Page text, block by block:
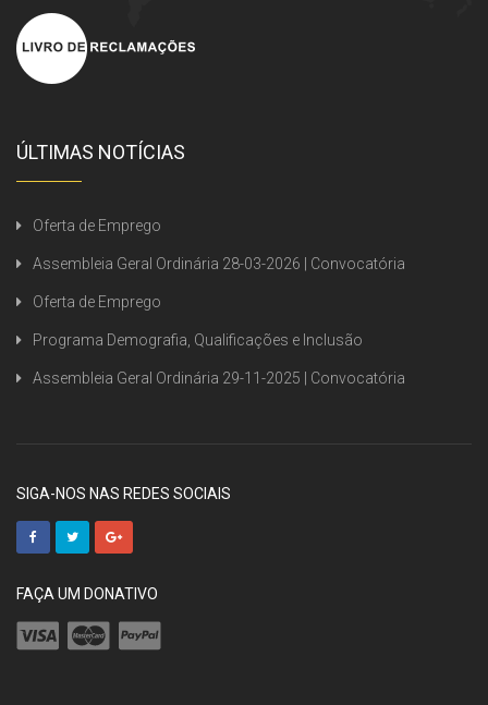
ÚLTIMAS NOTÍCIAS
Oferta de Emprego
Assembleia Geral Ordinária 28-03-2026 | Convocatória
Oferta de Emprego
Programa Demografia, Qualificações e Inclusão
Assembleia Geral Ordinária 29-11-2025 | Convocatória
SIGA-NOS NAS REDES SOCIAIS
FAÇA UM DONATIVO